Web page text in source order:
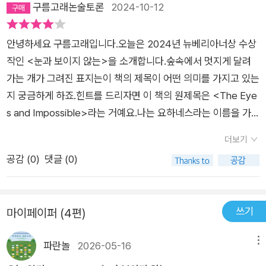
없는 존재들은 이렇듯 불가능을 넘어서게 만든다. 요하네스 친구
들이 요하네스를 변화하게 한 만큼 요하네스도 그의 친구들에게
많은 영향을 끼친다. 요하네스는 코다(늙거나 다치거나 병에 걸
려 더는 날 수 없어진 갈매기가 마지막 비행을 하고 생을 마치는
행위)를 하려는 버트란드에게 말한다. “넌 늙은 게 아니야. 그저
변한 거라고. 예전엔 날 수 있었고, 지금을 걸을 수 있지. 나와 같
이 달리면서 세상을 구경하자. 바다를 보고, 메인-랜드라는 곳도
보자. 볼 수 있는 것들을 모조리 보자고.” (본문 282쪽 중에서)
도를 갖게 된다. 요하네스는 헬렌의 외모가 다른 염소들과 다르다
종족 사이에서 신체적인 아주 작은 차이에 기인하는 차별은 없을
지어다. 십자선의 유무, 털이 난 방향, 눈이나 발굽의 색깔 따위로
다른 동물을 비웃는 일이 있어서는 안 된다. 이런 행동은 너희 종
족의 존엄을 모욕하는 일일지어다. 알아들었느냐?” (본문 201쪽
구름고래논술토론 2024-10-12
안녕하세요 구름고래입니다.오늘은 2024년 뉴베리아너상 수상
작인 <눈과 보이지 않는>을 소개합니다.숲속에서 멋지게 달려
가는 개가 그려진 표지는이 책의 제목이 어떤 의미를 가지고 있는
지 궁금하게 하죠.힌트를 드리자면 이 책의 원제목은 <The Eye
s and Impossible>라는 거예요.나는 요하네스라는 이름을 가
있는, 바람 부는 드넓은 초록빛 공원에 온 적이 있다면 난 너희를
보았을 것이다. 난 여기 온 모두를 보았다. 산책하는 인간들,달리
인간들,소풍을 온 인간들,망토 입고 활 쏘는 인간들들 보았다. 너
희가 이곳에 온 적이 있다면, 너희는 내 집에 온_적이 있는_거다.
내가 눈으로 활약하는 이곳에.11-12쪽요하네스는_ 공원에서 태
어나 살고 있는 '개'입니다.엄마 개는 '인간의 집에서 살고 인식표
더보기
공감 (0) 댓글 (0)
마이페이퍼 (4편) 쓰기
파란놀 2026-05-16